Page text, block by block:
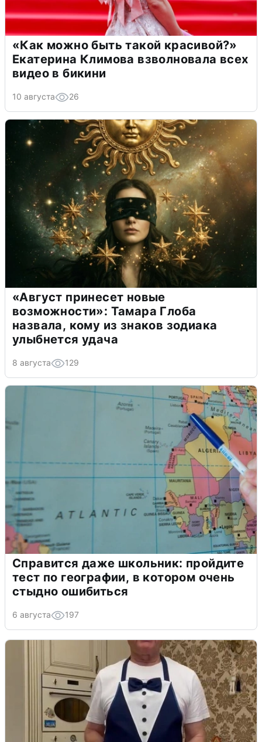
«Как можно быть такой красивой?»
Екатерина Климова взволновала всех
видео в бикини
10 августа 26
«Август принесет новые
возможности»: Тамара Глоба
назвала, кому из знаков зодиака
улыбнется удача
8 августа 129
Справится даже школьник: пройдите
тест по географии, в котором очень
стыдно ошибиться
6 августа 197